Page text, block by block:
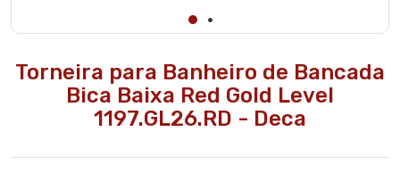
Torneira para Banheiro de Bancada
Bica Baixa Red Gold Level
1197.GL26.RD - Deca